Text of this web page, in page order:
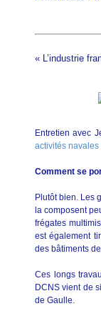
« L’industrie
Entretien avec
activités navales
Comment se
Plutôt bien. Les
la composent
frégates
est également
des bâtiments
Ces longs
DCNS vient de
de Gaulle.